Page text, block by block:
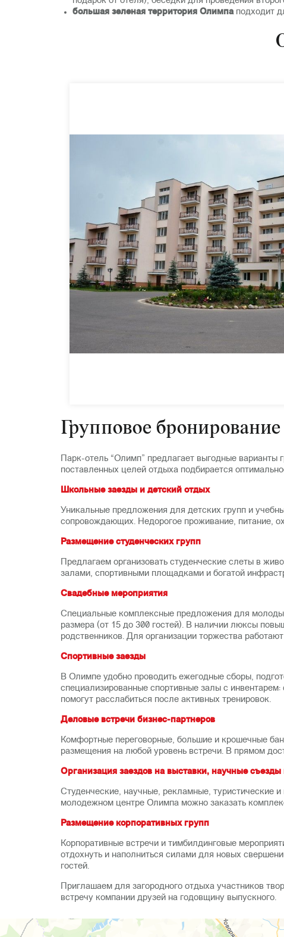
большая зеленая территория Олимпа подходит
Групповое
Парк-отель “Олимп” предлагает выгодные варианты
поставленных целей отдыха подбирается
Школьные заезды и детский отдых
Уникальные предложения для детских групп и
сопровождающих. Недорогое проживание, питание,
Размещение студенческих групп
Предлагаем организовать студенческие слеты в
залами, спортивными площадками и богатой
Свадебные мероприятия
Специальные комплексные предложения для
размера (от 15 до 300 гостей). В наличии люксы
родственников. Для организации торжества
Спортивные заезды
В Олимпе удобно проводить ежегодные сборы,
специализированные спортивные залы с
помогут расслабиться после активных тренировок.
Деловые встречи бизнес-партнеров
Комфортные переговорные, большие и крошечные
размещения на любой уровень встречи. В прямом
Организация заездов на выставки, научные
Студенческие, научные, рекламные, туристические
молодежном центре Олимпа можно заказать
Размещение корпоративных групп
Корпоративные встречи и тимбилдинговые
отдохнуть и наполниться силами для новых
гостей.
Приглашаем для загородного отдыха участников
встречу компании друзей на годовщину выпускного.